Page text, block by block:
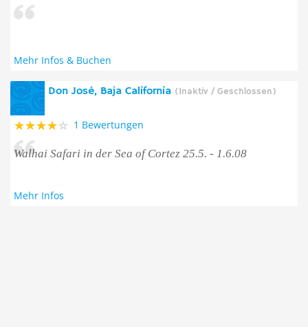
Mehr Infos & Buchen
Don José, Baja California (Inaktiv / Geschlossen)
1 Bewertungen
Walhai Safari in der Sea of Cortez 25.5. - 1.6.08
Mehr Infos